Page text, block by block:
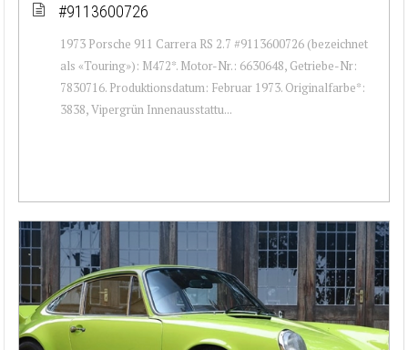
#9113600726
1973 Porsche 911 Carrera RS 2.7 #9113600726 (bezeichnet
als «Touring»): M472*. Motor-Nr.: 6630648, Getriebe-Nr:
7830716. Produktionsdatum: Februar 1973. Originalfarbe*:
3838, Vipergrün Innenausstattu...